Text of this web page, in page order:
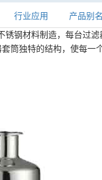
行业应用 产品别名
锈钢材料制造，每台过
筒独特的结构，使每一